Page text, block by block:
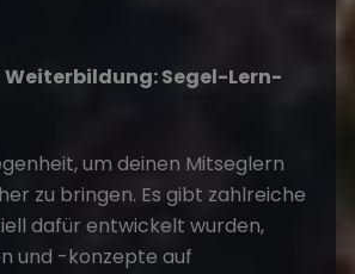
Weiterbildung: Segel-Lern-
um deinen Mitseglern
zu bringen. Es gibt zahlreiche
dafür entwickelt wurden,
und -konzepte auf